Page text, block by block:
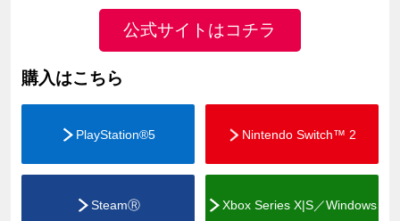
公式サイトはコチラ
購入はこちら
PlayStation®5 Nintendo Switch™ 2
SteamⓇ Xbox Series X|S／Windows